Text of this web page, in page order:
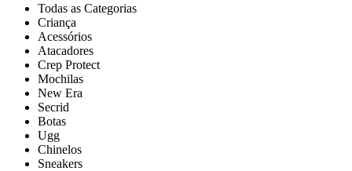
Todas as Categorias
Criança
Acessórios
Atacadores
Crep Protect
Mochilas
New Era
Secrid
Botas
Ugg
Chinelos
Sneakers